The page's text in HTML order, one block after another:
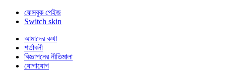
ফেসবুক পেইজ
Switch skin
আমাদের কথা
শর্তাবলী
বিজ্ঞাপনের নীতিমালা
যোগাযোগ